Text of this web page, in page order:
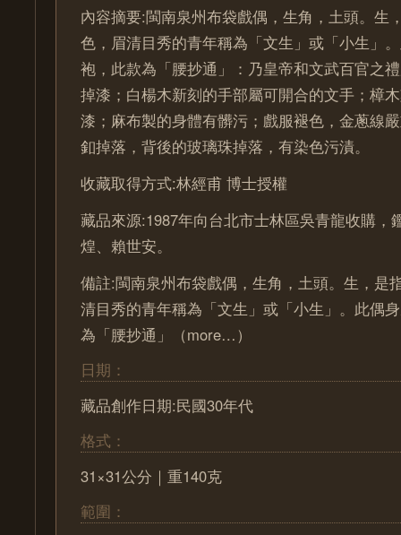
內容摘要:閩南泉州布袋戲偶，生角，土頭。生
色，眉清目秀的青年稱為「文生」或「小生」
袍，此款為「腰抄通」：乃皇帝和文武百官之
掉漆；白楊木新刻的手部屬可開合的文手；樟
漆；麻布製的身體有髒污；戲服褪色，金蔥線
釦掉落，背後的玻璃珠掉落，有染色污漬。
收藏取得方式:林經甫 博士授權
藏品來源:1987年向台北市士林區吳青龍收購，
煌、賴世安。
備註:閩南泉州布袋戲偶，生角，土頭。生，是
清目秀的青年稱為「文生」或「小生」。此偶
為「腰抄通」（more…）
日期：
藏品創作日期:民國30年代
格式：
31×31公分｜重140克
範圍：